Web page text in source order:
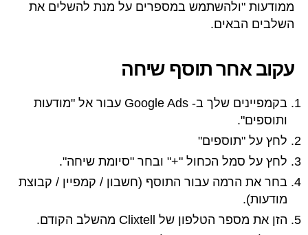
ממודעות "ולהשתמש במספרים על מנת להשלים את
השלבים הבאים.
עקוב אחר תוסף שיחה
בקמפיינים שלך ב- Google Ads עבור אל "מודעות
ותוספים".
לחץ על "תוספים"
לחץ על סמל הכחול "+" ובחר "סיומת שיחה".
בחר את הרמה עבור התוסף (חשבון / קמפיין / קבוצת
מודעות).
הזן את מספר הטלפון של Clixtell מהשלב הקודם.